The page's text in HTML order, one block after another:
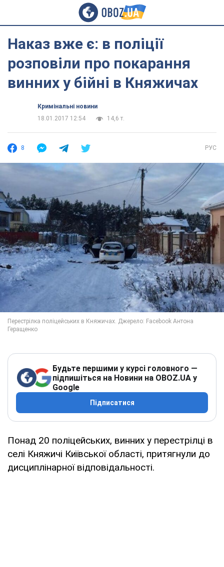
Наказ вже є: в поліції
розповіли про покарання
винних у бійні в Княжичах
Кримінальні новини
18.01.2017 12:54
14,6 т.
8 РУС
Будьте першими у курсі головного —
підпишіться на Новини на OBOZ.UA у
Google
Підписатися
Понад 20 поліцейських, винних у перестрілці в
селі Княжичі Київської області, притягнули до
дисциплінарної відповідальності.